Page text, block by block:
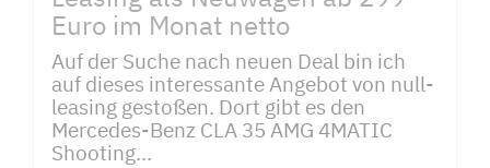
Euro im Monat netto
Auf der Suche nach neuen Deal bin ich
auf dieses interessante Angebot von null-
leasing gestoßen. Dort gibt es den
Mercedes-Benz CLA 35 AMG 4MATIC
Shooting...